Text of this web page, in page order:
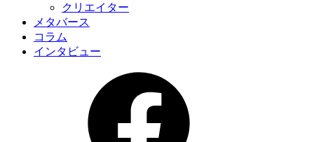
クリエイター
メタバース
コラム
インタビュー